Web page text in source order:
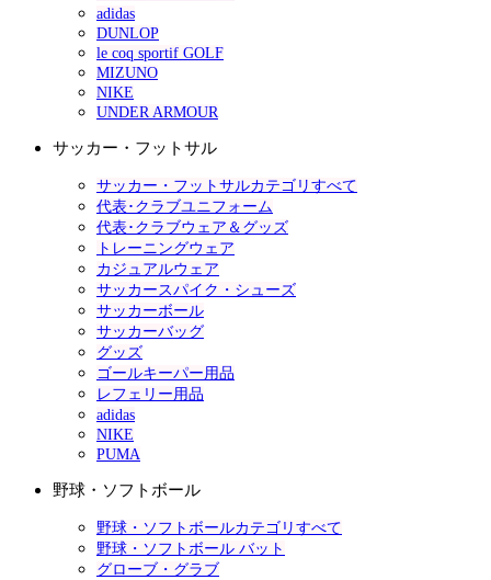
adidas
DUNLOP
le coq sportif GOLF
MIZUNO
NIKE
UNDER ARMOUR
サッカー・フットサル
サッカー・フットサルカテゴリすべて
代表･クラブユニフォーム
代表･クラブウェア＆グッズ
トレーニングウェア
カジュアルウェア
サッカースパイク・シューズ
サッカーボール
サッカーバッグ
グッズ
ゴールキーパー用品
レフェリー用品
adidas
NIKE
PUMA
野球・ソフトボール
野球・ソフトボールカテゴリすべて
野球・ソフトボール バット
グローブ・グラブ